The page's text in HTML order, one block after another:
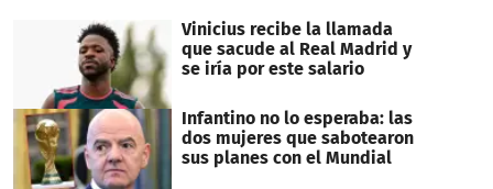
Vinicius recibe la llamada
que sacude al Real Madrid y
se iría por este salario
Infantino no lo esperaba: las
dos mujeres que sabotearon
sus planes con el Mundial